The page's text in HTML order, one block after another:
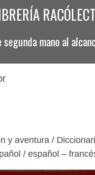
segunda mano al
y aventura /
/ español –